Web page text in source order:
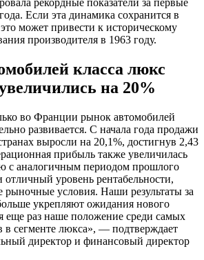
Если эта динамика сохранится в
может привести к историческому
производителя в 1963 году.
класса люкс
на 20%
во Франции рынок автомобилей
развивается. С начала года продажи
выросли на 20,1%, достигнув 2,43
прибыль также увеличилась
с аналогичным периодом прошлого
уровень рентабельности,
рыночные условия. Наши результаты за
укрепляют ожидания нового
еще раз наше положение среди самых
сегменте люкса», — подтверждает
директор и финансовый директор